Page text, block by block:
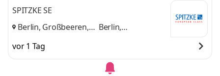
SPITZKE SE
Berlin, Großbeeren,
Berlin,
vor 1 Tag